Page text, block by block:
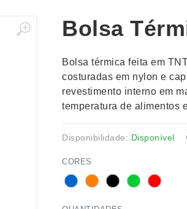
Cuidados Pessoais
Esporte e Jogos
Fones de
Kit
Kit Queijo
Bolsa
Bolsa térmica feita em
costuradas em nylon e
revestimento interno em
temperatura de alimentos
Disponibilidade: Disponível
CORES